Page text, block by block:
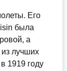
Его
была
а
лучших
1919 году